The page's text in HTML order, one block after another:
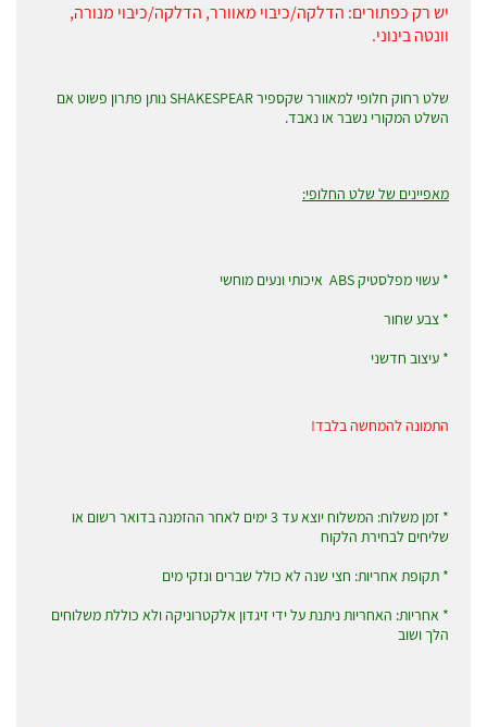
יש רק כפתורים: הדלקה/כיבוי מאוורר, הדלקה/כיבוי מנורה,
וונטה בינוני.
שלט רחוק חלופי למאוורר שקספיר SHAKESPEAR נותן פתרון פשוט אם
השלט המקורי נשבר או נאבד.
מאפיינים של שלט החלופי:
* עשוי מפלסטיק ABS איכותי ונעים מוחשי
* צבע שחור
* עיצוב חדשני
התמונה להמחשה בלבד!
* זמן משלוח: המשלוח יוצא עד 3 ימים לאחר ההזמנה בדואר רשום או
שליחים לבחירת הלקוח
* תקופת אחריות: חצי שנה לא כולל שברים ונזקי מים
* אחריות: האחריות ניתנת על ידי זיגדון אלקטרוניקה ולא כוללת משלוחים
הלך ושוב